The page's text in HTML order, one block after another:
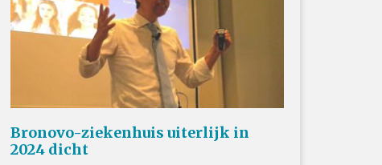
Bronovo-ziekenhuis uiterlijk in
2024 dicht